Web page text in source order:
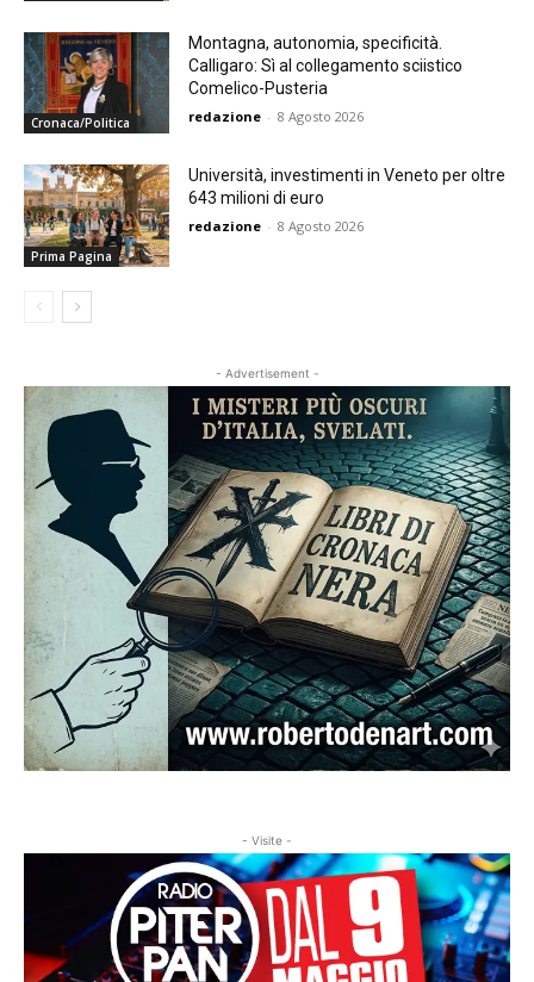
Cronaca/Politica
Montagna, autonomia, specificità.
Calligaro: Sì al collegamento sciistico
Comelico-Pusteria
redazione - 8 Agosto 2026
Prima Pagina
Università, investimenti in Veneto per oltre
643 milioni di euro
redazione - 8 Agosto 2026
- Advertisement -
- Visite -